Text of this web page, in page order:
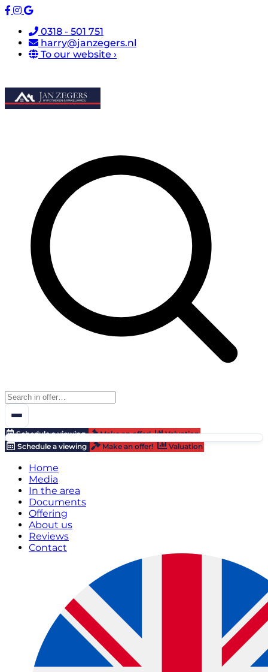
0318 - 501 751
harry@janzegers.nl
To our website ›
Schedule a viewing Make an offer!
Valuation
Schedule a viewing
Make an offer! Valuation
Home
Media
In the area
Documents
Offering
About us
Reviews
Contact